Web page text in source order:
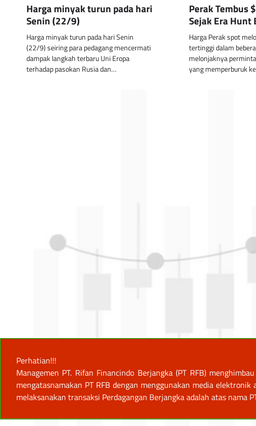
Harga minyak turun pada hari
Senin (22/9)
Harga minyak turun pada hari Senin
(22/9) seiring para pedagang mencermati
dampak langkah terbaru Uni Eropa
terhadap pasokan Rusia dan…
Perak Tembus
Sejak Era Hunt
Harga Perak spot
tertinggi dalam
melonjaknya
yang memperburuk
Perhatian!!!
Managemen PT. Rifan Financindo Berjangka (PT RFB)
mengatasnamakan PT RFB dengan menggunakan media
melaksanakan transaksi Perdagangan Berjangka adalah atas nama